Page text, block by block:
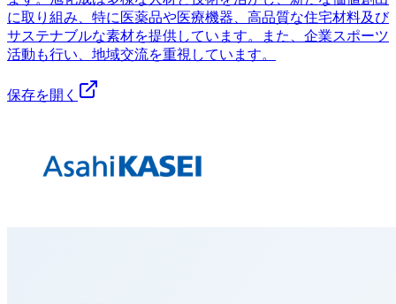
に取り組み、特に医薬品や医療機器、高品質な住宅材料及び
サステナブルな素材を提供しています。また、企業スポーツ
活動も行い、地域交流を重視しています。
保存を開く